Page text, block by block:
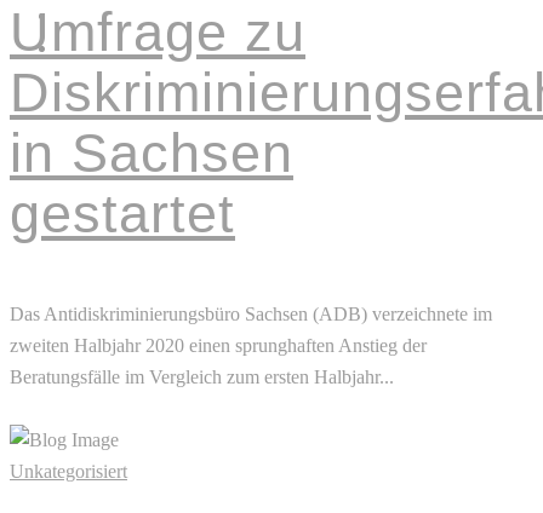
KOOPERATIONEN
KONTAKT
Umfrage zu
in Sachsen
gestartet
Das Antidiskriminierungsbüro Sachsen (ADB) verzeichnete im
zweiten Halbjahr 2020 einen sprunghaften Anstieg der
Beratungsfälle im Vergleich zum ersten Halbjahr...
Unkategorisiert